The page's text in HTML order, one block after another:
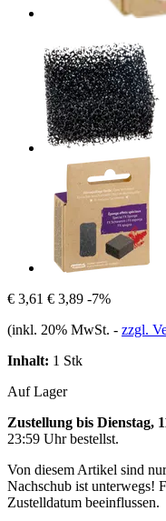
€ 3,61 € 3,89 -7%
(inkl. 20% MwSt. - zzgl.
Inhalt: 1 Stk
Auf Lager
Zustellung bis Dienstag,
23:59 Uhrbestellst.
Von diesem Artikel sind
Nachschub ist unterwegs!
Zustelldatum beeinflussen.